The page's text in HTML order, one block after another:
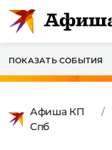
ПОКАЗАТЬ СОБЫТИЯ
Афиша КП
Спб